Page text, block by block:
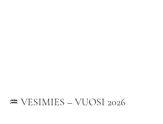
♒ VESIMIES – VUOSI 2026